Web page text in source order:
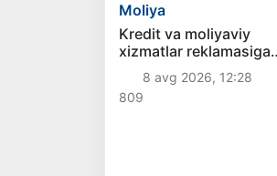
Moliya
Kredit va moliyaviy
xizmatlar reklamasiga
ogohlantirish talabi
kiritiladi
8 avg 2026, 12:28
809